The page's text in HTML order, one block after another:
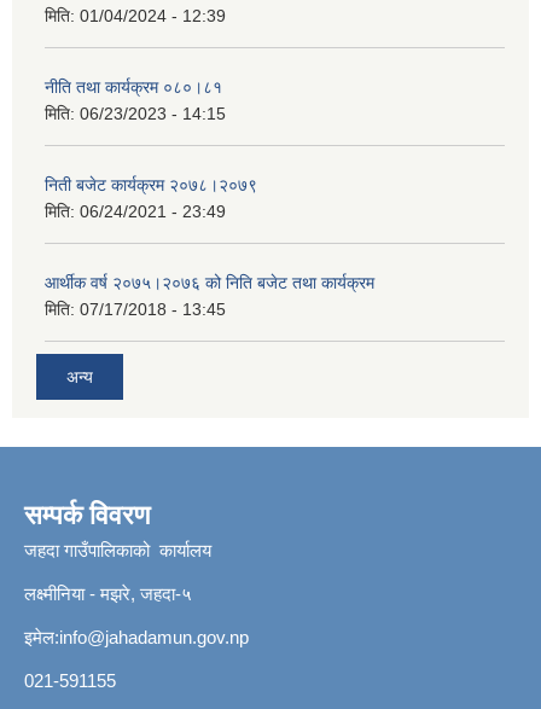
मिति: 01/04/2024 - 12:39
नीति तथा कार्यक्रम ०८०।८१
मिति: 06/23/2023 - 14:15
निती बजेट कार्यक्रम २०७८।२०७९
मिति: 06/24/2021 - 23:49
आर्थीक वर्ष २०७५।२०७६ को निति बजेट तथा कार्यक्रम
मिति: 07/17/2018 - 13:45
अन्य
सम्पर्क विवरण
जहदा गाउँपालिकाको कार्यालय
लक्ष्मीनिया - मझरे, जहदा-५
इमेल:info@jahadamun.gov.np
021-591155